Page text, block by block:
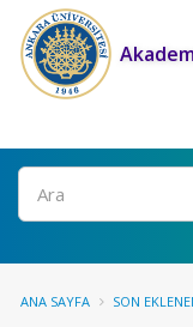
Ara
ANA SAYFA SON